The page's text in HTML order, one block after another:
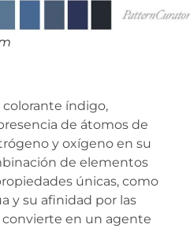
índigo,
de átomos de
y oxígeno en su
de elementos
únicas, como
y su afinidad por las
en un agente